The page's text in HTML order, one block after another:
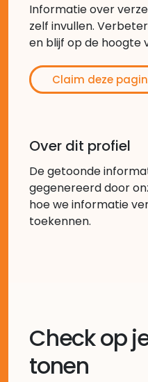
Informatie over
zelf invullen.
en blijf op de hoogte
Claim deze
Over dit profiel
De getoonde
gegenereerd door
hoe we informatie
toekennen.
Check op
tonen